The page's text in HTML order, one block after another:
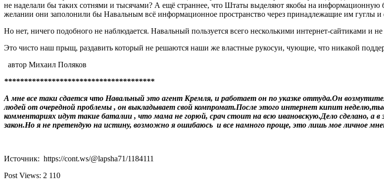
не наделали бы таких сотнями и тысячами? А ещё страннее, что Штаты выделяют якобы на информационную
желании они заполонили бы Навальным всё информационное пространство через принадлежащие им гуглы и
Но нет, ничего подобного не наблюдается. Навальный пользуется всего несколькими интернет-сайтиками
Это чисто наш прыщ, раздавить который не решаются наши же властные рукосуи, чующие, что никакой
автор Михаил Поляков
**************************************
А мне все таки сдается что Навальный это агент Кремля, и работает он по указке оттуда.Он
людей от очередной проблемы , он выкладывает свой компромат.После этого интернет кипит
комментариях идут такие баталии , что мама не горюй, срач стоит на всю ивановскую.Дело сделано, а
закон.Но я не претендую на истину, возможно я ошибаюсь и все намного проще, это лишь мое личное
Источник: https://cont.ws/@lapsha71/1184111
Post Views: 2 110